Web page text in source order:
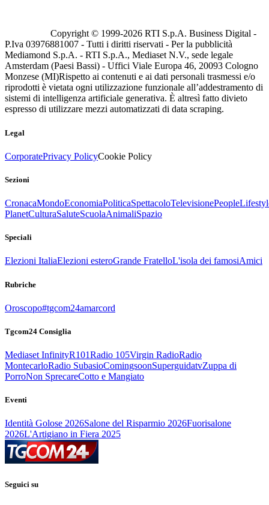
Copyright © 1999-2026 RTI S.p.A. Business Digital -
P.Iva 03976881007 - Tutti i diritti riservati - Per la pubblicità
Mediamond S.p.A. - RTI S.p.A., Mediaset N.V., sede legale
Amsterdam (Paesi Bassi) - Uffici Viale Europa 46, 20093 Cologno
Monzese (MI)Rispetto ai contenuti e ai dati personali trasmessi e/o
riprodotti è vietata ogni utilizzazione funzionale all’addestramento di
sistemi di intelligenza artificiale generativa. È altresì fatto divieto
espresso di utilizzare mezzi automatizzati di data scraping.
Legal
CorporatePrivacy PolicyCookie Policy
Sezioni
CronacaMondoEconomiaPoliticaSpettacoloTelevisionePeople
PlanetCulturaSaluteScuolaAnimaliSpazio
Speciali
Elezioni ItaliaElezioni esteroGrande FratelloL'isola dei famosiAmici
Rubriche
Oroscopo#tgcom24amarcord
Tgcom24 Consiglia
Mediaset InfinityR101Radio 105Virgin RadioRadio
MontecarloRadio SubasioComingsoonSuperguidatvZuppa di
PorroNon SprecareCotto e Mangiato
Eventi
Identità Golose 2026Salone del Risparmio 2026Fuorisalone
2026L'Artigiano in Fiera 2025
Seguici su